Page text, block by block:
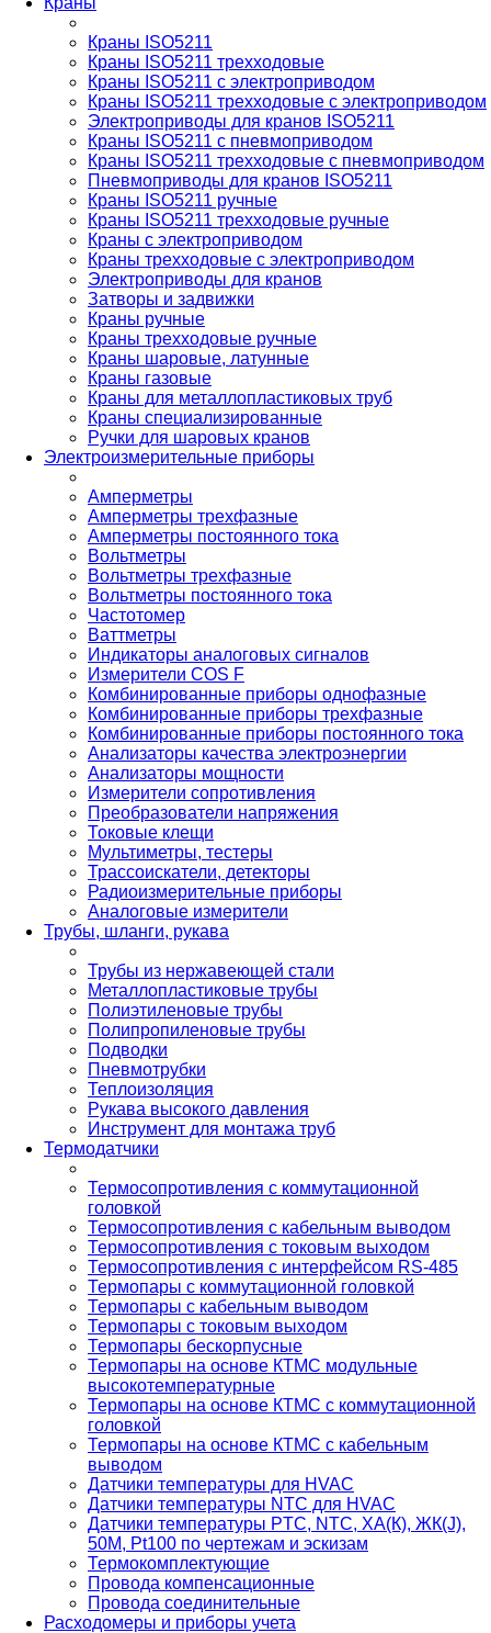
Краны ISO5211
Краны ISO5211 трехходовые
Краны ISO5211 с электроприводом
Краны ISO5211 трехходовые с электроприводом
Электроприводы для кранов ISO5211
Краны ISO5211 с пневмоприводом
Краны ISO5211 трехходовые с пневмоприводом
Пневмоприводы для кранов ISO5211
Краны ISO5211 ручные
Краны ISO5211 трехходовые ручные
Краны с электроприводом
Краны трехходовые с электроприводом
Электроприводы для кранов
Затворы и задвижки
Краны ручные
Краны трехходовые ручные
Краны шаровые, латунные
Краны газовые
Краны для металлопластиковых труб
Краны специализированные
Ручки для шаровых кранов
Электроизмерительные приборы
Амперметры
Амперметры трехфазные
Амперметры постоянного тока
Вольтметры
Вольтметры трехфазные
Вольтметры постоянного тока
Частотомер
Ваттметры
Индикаторы аналоговых сигналов
Измерители COS F
Комбинированные приборы однофазные
Комбинированные приборы трехфазные
Комбинированные приборы постоянного тока
Анализаторы качества электроэнергии
Анализаторы мощности
Измерители сопротивления
Преобразователи напряжения
Токовые клещи
Мультиметры, тестеры
Трассоискатели, детекторы
Радиоизмерительные приборы
Аналоговые измерители
Трубы, шланги, рукава
Трубы из нержавеющей стали
Металлопластиковые трубы
Полиэтиленовые трубы
Полипропиленовые трубы
Подводки
Пневмотрубки
Теплоизоляция
Рукава высокого давления
Инструмент для монтажа труб
Термодатчики
Термосопротивления с коммутационной
головкой
Термосопротивления с кабельным выводом
Термосопротивления с токовым выходом
Термосопротивления с интерфейсом RS-485
Термопары с коммутационной головкой
Термопары с кабельным выводом
Термопары с токовым выходом
Термопары бескорпусные
Термопары на основе КТМС модульные
высокотемпературные
Термопары на основе КТМС с коммутационной
головкой
Термопары на основе КТМС с кабельным
выводом
Датчики температуры для HVAC
Датчики температуры NTC для HVAC
Датчики температуры PTС, NTC, ХА(К), ЖК(J),
50М, Pt100 по чертежам и эскизам
Термокомплектующие
Провода компенсационные
Провода соединительные
Расходомеры и приборы учета